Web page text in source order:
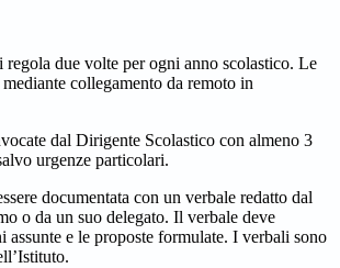
due volte per ogni anno scolastico. Le
collegamento da remoto in
dal Dirigente Scolastico con almeno 3
urgenze particolari.
documentata con un verbale redatto dal
o da un suo delegato. Il verbale deve
assunte e le proposte formulate. I verbali sono